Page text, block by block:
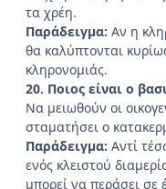
τα χρέη.
Παράδειγμα: Αν η
θα καλύπτονται
κληρονομιάς.
20. Ποιος είναι ο
Να μειωθούν οι
σταματήσει ο
Παράδειγμα: Αντί
ενός κλειστού
μπορεί να περάσει σε